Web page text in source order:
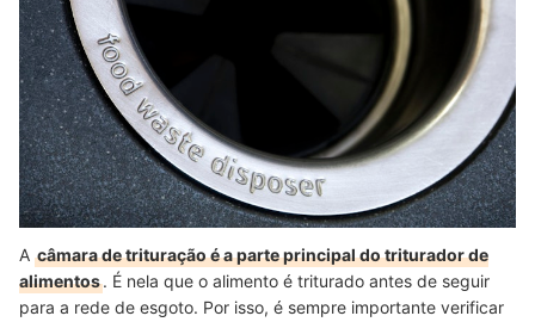
A câmara de trituração é a parte principal do triturador de
alimentos. É nela que o alimento é triturado antes de seguir
para a rede de esgoto. Por isso, é sempre importante verificar